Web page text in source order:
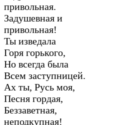
привольная.
Задушевная и
привольная!
Ты изведала
Горя горького,
Но всегда была
Всем заступницей.
Ах ты, Русь моя,
Песня гордая,
Беззаветная,
неподкупная!